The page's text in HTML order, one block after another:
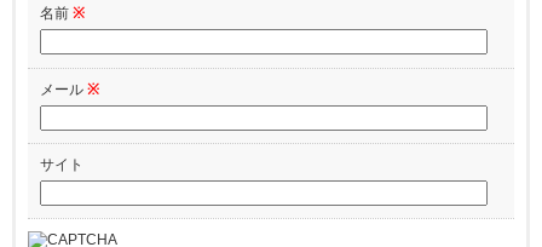
名前 ※
メール ※
サイト